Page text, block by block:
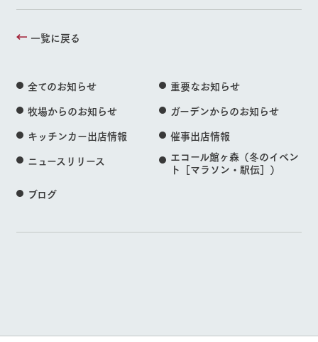
一覧に戻る
全てのお知らせ
重要なお知らせ
牧場からのお知らせ
ガーデンからのお知らせ
キッチンカー出店情報
催事出店情報
ニュースリリース
エコール館ヶ森（冬のイベン
ト［マラソン・駅伝］）
ブログ